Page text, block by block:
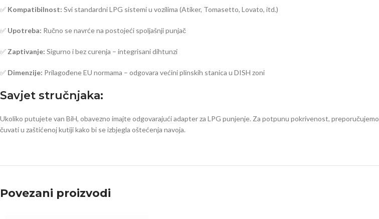
✅ Kompatibilnost: Svi standardni LPG sistemi u vozilima (Atiker, Tomasetto, Lovato, itd.)
✅ Upotreba: Ručno se navrće na postojeći spoljašnji punjač
✅ Zaptivanje: Sigurno i bez curenja – integrisani dihtunzi
✅ Dimenzije: Prilagođene EU normama – odgovara većini plinskih stanica u DISH zoni
Savjet stručnjaka:
Ukoliko putujete van BiH, obavezno imajte odgovarajući adapter za LPG punjenje. Za potpunu pokrivenost, preporučujemo
čuvati u zaštićenoj kutiji kako bi se izbjegla oštećenja navoja.
Povezani proizvodi